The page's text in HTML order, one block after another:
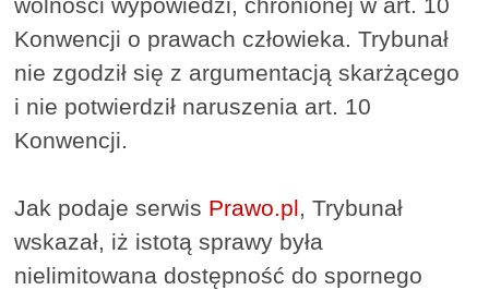
Konwencji o prawach człowieka. Trybunał
nie zgodził się z argumentacją skarżącego
i nie potwierdził naruszenia art. 10
Konwencji.
Jak podaje serwis Prawo.pl, Trybunał
wskazał, iż istotą sprawy była
nielimitowana dostępność do spornego